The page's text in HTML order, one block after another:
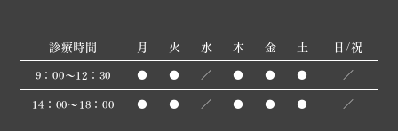
診療時間 月 火 水 木 金 土 日/祝
9：00～12：30 ● ● ／ ● ● ●
／
14：00～18：00
● ● ／ ● ● ● ／